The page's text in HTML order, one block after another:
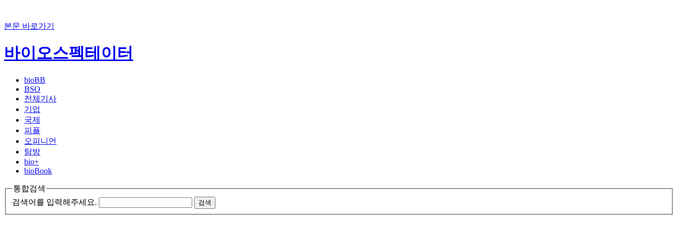
본문 바로가기
바이오스펙테이터
bioBB
BSO
전체기사
기업
국제
피플
오피니언
탐방
bio+
bioBook
통합검색
검색어를 입력해주세요.
검색